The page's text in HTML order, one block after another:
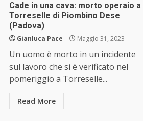
Cade in una cava: morto operaio a
Torreselle di Piombino Dese
(Padova)
Gianluca Pace Maggio 31, 2023
Un uomo è morto in un incidente
sul lavoro che si è verificato nel
pomeriggio a Torreselle...
Read More